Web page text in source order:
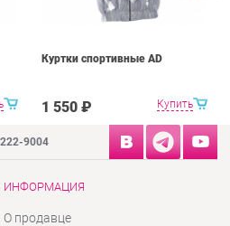
Купить
Куртки спортивные AD
1 550 ₽
9004
ИНФОРМАЦИЯ
О продавце